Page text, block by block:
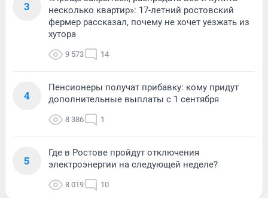
3
несколько квартир»: 17-летний ростовский
фермер рассказал, почему не хочет уезжать из
хутора
9 573 14
4
Пенсионеры получат прибавку: кому придут
дополнительные выплаты с 1 сентября
8 386 1
5
Где в Ростове пройдут отключения
электроэнергии на следующей неделе?
8 019 10